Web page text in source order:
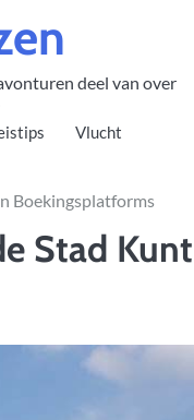
deel van over
Vlucht
Boekingsplatforms
Stad Kunt